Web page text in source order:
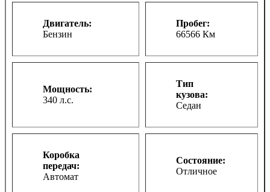
Двигатель:
Бензин
Пробег:
66566 Км
Мощность:
340 л.с.
Тип
кузова:
Седан
Коробка
передач:
Автомат
Состояние:
Отличное